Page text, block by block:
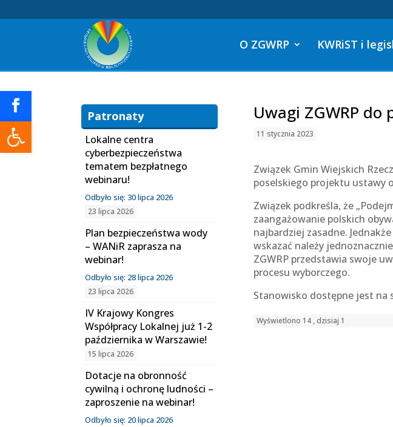
Otwórz pasek narzędzi
O ZGWRP KWRiST i
Uwagi ZGWRP
11 stycznia 2023
Związek Gmin Wiejskich
poselskiego projektu ustawy
Związek podkreśla, że
zaangażowanie polskich
najbardziej zasadne.
wskazać należy
ZGWRP przedstawia swoje
procesu wyborczego.
Stanowisko dostępne jest na
Wyświetlono 14 , dzisiaj 1
Patronaty
Lokalne centra
cyberbezpieczeństwa
tematem bezpłatnego
webinaru!
Odbyło się: 30 lipca 2026
23 lipca 2026
Plan bezpieczeństwa wody
– WANiR zaprasza na
webinar!
Odbyło się: 28 lipca 2026
23 lipca 2026
IV Krajowy Kongres
Współpracy Lokalnej już 1-2
października w Warszawie!
15 lipca 2026
Dotacje na obronność
cywilną i ochronę ludności –
zaproszenie na webinar!
Odbyło się: 20 lipca 2026